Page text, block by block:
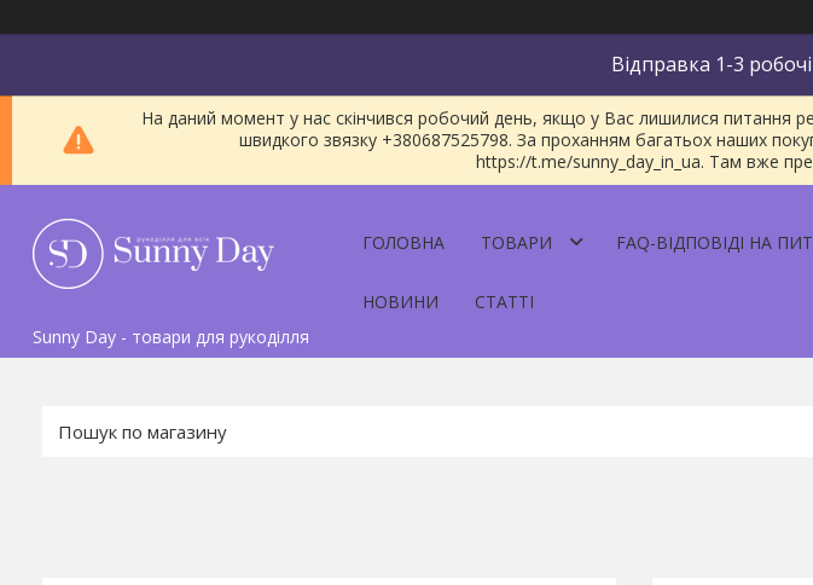
Відправка 1-3
На даний момент у нас скінчився робочий день, якщо у Вас лишилися питання
швидкого звязку +380687525798. За проханням багатьох наших
https://t.me/sunny_day_in_ua. Там вже
Sunny Day - товари для рукоділля
ГОЛОВНА ТОВАРИ FAQ-ВІДПОВІДІ НА
НОВИНИ СТАТТІ